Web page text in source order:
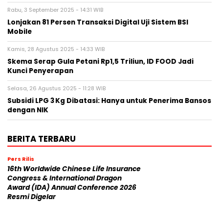
Rabu, 3 September 2025 - 14:31 WIB
Lonjakan 81 Persen Transaksi Digital Uji Sistem BSI
Mobile
Kamis, 28 Agustus 2025 - 14:33 WIB
Skema Serap Gula Petani Rp1,5 Triliun, ID FOOD Jadi
Kunci Penyerapan
Selasa, 26 Agustus 2025 - 11:28 WIB
Subsidi LPG 3 Kg Dibatasi: Hanya untuk Penerima Bansos
dengan NIK
BERITA TERBARU
Pers Rilis
16th Worldwide Chinese Life Insurance
Congress & International Dragon
Award (IDA) Annual Conference 2026
Resmi Digelar